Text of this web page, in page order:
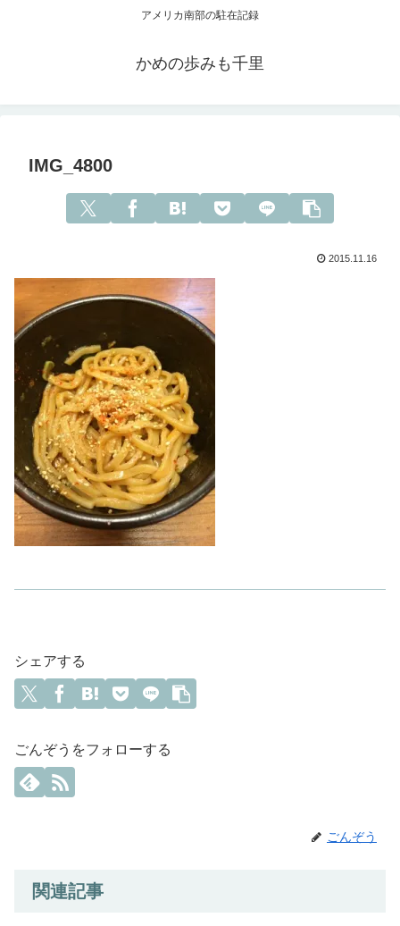
アメリカ南部の駐在記録
かめの歩みも千里
IMG_4800
2015.11.16
シェアする
ごんぞうをフォローする
ごんぞう
関連記事